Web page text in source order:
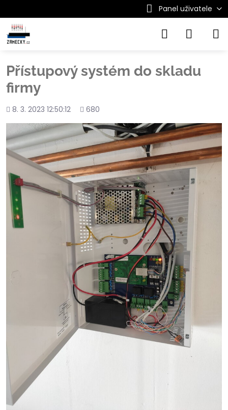
Panel uživatele
Přístupový systém do skladu
firmy
Přidáno
8. 3. 2023 12:50:12
Počet
680